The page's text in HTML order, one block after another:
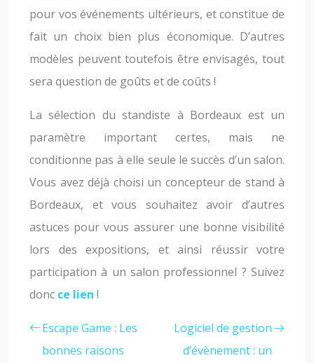
pour vos événements ultérieurs, et constitue de
fait un choix bien plus économique. D’autres
modèles peuvent toutefois être envisagés, tout
sera question de goûts et de coûts !
La sélection du standiste à Bordeaux est un
paramètre important certes, mais ne
conditionne pas à elle seule le succès d’un salon.
Vous avez déjà choisi un concepteur de stand à
Bordeaux, et vous souhaitez avoir d’autres
astuces pour vous assurer une bonne visibilité
lors des expositions, et ainsi réussir votre
participation à un salon professionnel ? Suivez
donc ce lien !
Escape Game : Les
bonnes raisons
Logiciel de gestion
d’évènement : un